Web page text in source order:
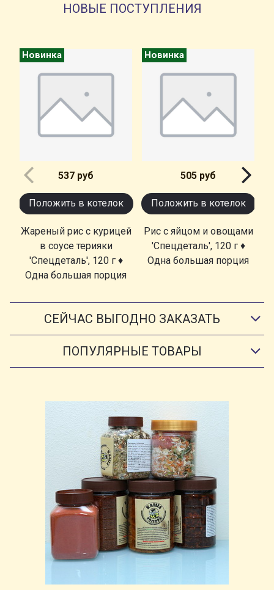
НОВЫЕ ПОСТУПЛЕНИЯ
Новинка
537 руб
Положить в котелок
Жареный рис с курицей
в соусе терияки
'Спецдеталь', 120 г ♦
Одна большая порция
Новинка
505 руб
Положить в котелок
Рис с яйцом и овощами
'Спецдеталь', 120 г ♦
Одна большая порция
СЕЙЧАС ВЫГОДНО ЗАКАЗАТЬ
ПОПУЛЯРНЫЕ ТОВАРЫ